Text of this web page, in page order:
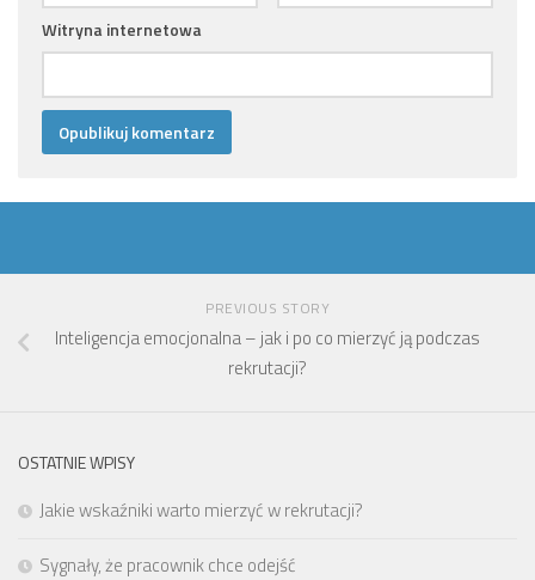
Witryna internetowa
PREVIOUS STORY
Inteligencja emocjonalna – jak i po co mierzyć ją podczas
rekrutacji?
OSTATNIE WPISY
Jakie wskaźniki warto mierzyć w rekrutacji?
Sygnały, że pracownik chce odejść